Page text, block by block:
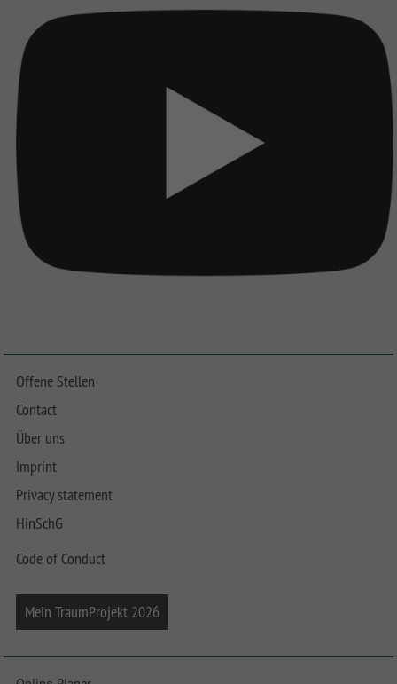
Offene Stellen
Contact
Über uns
Imprint
Privacy statement
HinSchG
Code of Conduct
Mein TraumProjekt 2026